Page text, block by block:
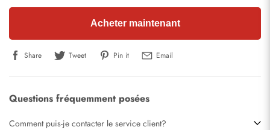
Acheter maintenant
Share Tweet Pin it Email
Questions fréquemment posées
Comment puis-je contacter le service client?